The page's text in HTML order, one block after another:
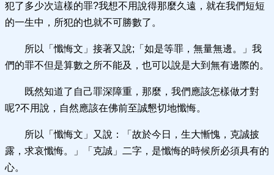
犯了多少次這樣的罪?我想不用說得那麼久遠，就在我們短短
的一生中，所犯的也就不可勝數了。
所以「懺悔文」接著又說;「如是等罪，無量無邊。」我
們的罪不但是算數之所不能及，也可以說是大到無有邊際的。
既然知道了自己罪深障重，那麼，我們應該怎樣做才對
呢?不用說，自然應該在佛前至誠懇切地懺悔。
所以「懺悔文」又說：「故於今日，生大慚愧，克誠披
露，求哀懺悔。」「克誠」二字，是懺悔的時候所必須具有的
心。